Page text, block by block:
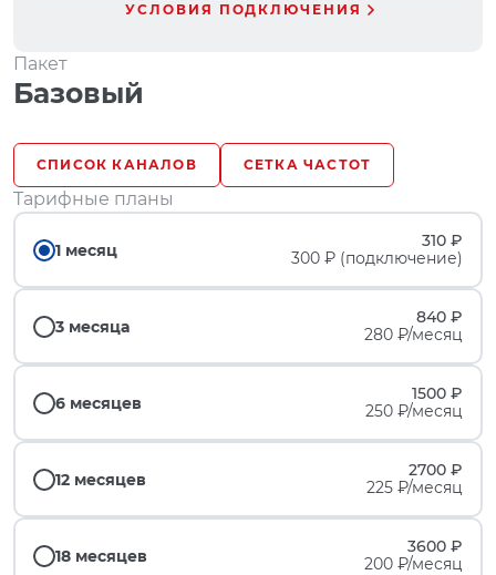
УСЛОВИЯ ПОДКЛЮЧЕНИЯ
Пакет
Базовый
СПИСОК КАНАЛОВ СЕТКА ЧАСТОТ
Тарифные планы
1 месяц
310 ₽
300 ₽ (подключение)
3 месяца
840 ₽
280 ₽/месяц
6 месяцев
1500 ₽
250 ₽/месяц
12 месяцев
2700 ₽
225 ₽/месяц
18 месяцев
3600 ₽
200 ₽/месяц